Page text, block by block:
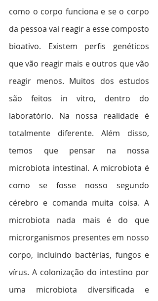
como o corpo funciona e se o corpo
da pessoa vai reagir a esse composto
bioativo. Existem perfis genéticos
que vão reagir mais e outros que vão
reagir menos. Muitos dos estudos
são feitos in vitro, dentro do
laboratório. Na nossa realidade é
totalmente diferente. Além disso,
temos que pensar na nossa
microbiota intestinal. A microbiota é
como se fosse nosso segundo
cérebro e comanda muita coisa. A
microbiota nada mais é do que
microrganismos presentes em nosso
corpo, incluindo bactérias, fungos e
vírus. A colonização do intestino por
uma microbiota diversificada e